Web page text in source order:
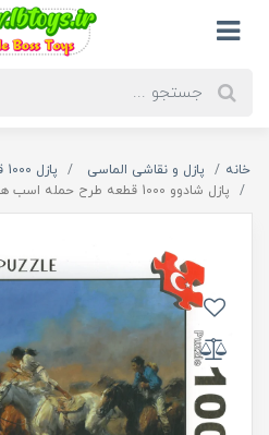
خانه پازل و نقاشی الماسی
پازل 1000 قطعه
پازل شادوو 1000 قطعه طرح حمله اسب ها